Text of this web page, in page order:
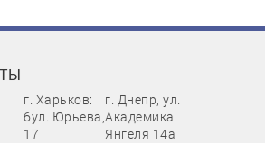
г. Харьков:
бул. Юрьева,
17
г. Днепр, ул.
Академика
Янгеля 14а